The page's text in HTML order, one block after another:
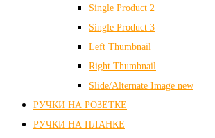
Single Product 2
Single Product 3
Left Thumbnail
Right Thumbnail
Slide/Alternate Image new
РУЧКИ НА РОЗЕТКЕ
РУЧКИ НА ПЛАНКЕ